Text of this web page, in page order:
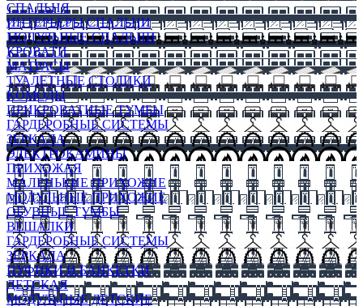
СПАЛЬНЯ
ИНТЕРЬЕРЫ СПАЛЬНИ
МОДУЛЬНЫЕ СПАЛЬНИ
КРОВАТИ
МАТРАСЫ
ТУАЛЕТНЫЕ СТОЛИКИ
КОМОДЫ
ПРИКРОВАТНЫЕ ТУМБЫ
ГАРДЕРОБНЫЕ СИСТЕМЫ
ЗЕРКАЛА
ЭЛЕКТРОКАМИНЫ
ПРИХОЖАЯ
МАЛЕНЬКИЕ ПРИХОЖИЕ
МОДУЛЬНЫЕ ПРИХОЖИЕ
ОБУВНЫЕ ТУМБЫ
ВЕШАЛКИ
ГАРДЕРОБНЫЕ СИСТЕМЫ
ЗЕРКАЛА
ПУФИКИ И БАНКЕТКИ
ДЕТСКАЯ
МОДУЛЬНЫЕ ДЕТСКИЕ